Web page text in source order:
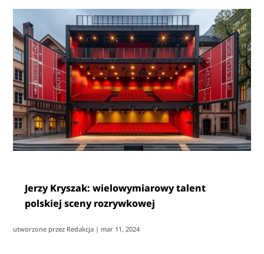
Jerzy Kryszak: wielowymiarowy talent
polskiej sceny rozrywkowej
utworzone przez Redakcja | mar 11, 2024